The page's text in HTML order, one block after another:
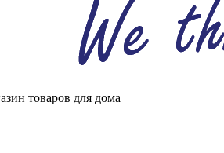
товаров для дома